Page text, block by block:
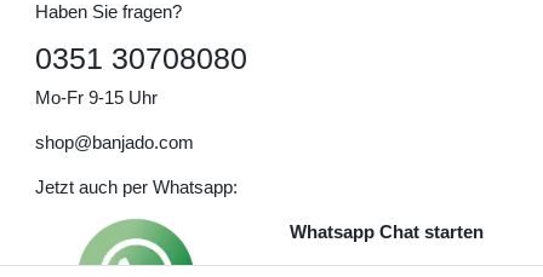
Haben Sie fragen?
0351 30708080
Mo-Fr 9-15 Uhr
shop@banjado.com
Jetzt auch per Whatsapp:
Whatsapp Chat starten